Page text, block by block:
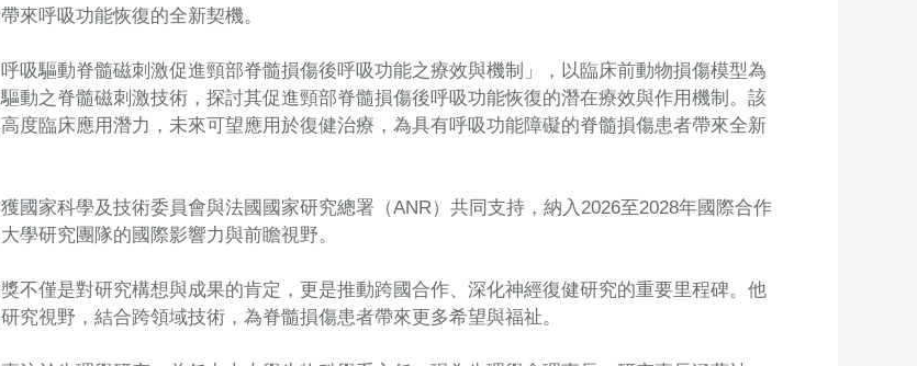
來呼吸功能恢復的全新契機。
吸驅動脊髓磁刺激促進頸部脊髓損傷後呼吸功能之療效與機制」，以臨床前動物損傷模型為
動之脊髓磁刺激技術，探討其促進頸部脊髓損傷後呼吸功能恢復的潛在療效與作用機制。該
度臨床應用潛力，未來可望應用於復健治療，為具有呼吸功能障礙的脊髓損傷患者帶來全新
國家科學及技術委員會與法國國家研究總署（ANR）共同支持，納入2026至2028年國際合作
學研究團隊的國際影響力與前瞻視野。
不僅是對研究構想與成果的肯定，更是推動跨國合作、深化神經復健研究的重要里程碑。他
究視野，結合跨領域技術，為脊髓損傷患者帶來更多希望與福祉。